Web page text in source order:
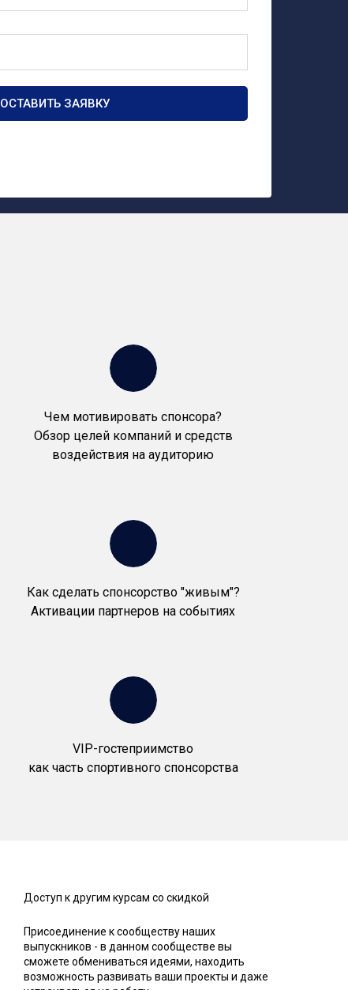
ОСТАВИТЬ ЗАЯВКУ
Чем мотивировать спонсора?
Обзор целей компаний и средств
воздействия на аудиторию
Как сделать спонсорство "живым"?
Активации партнеров на событиях
VIP-гостеприимство
как часть спортивного спонсорства
Доступ к другим курсам со скидкой
Присоединение к сообществу наших
выпускников - в данном сообществе вы
сможете обмениваться идеями, находить
возможность развивать ваши проекты и даже